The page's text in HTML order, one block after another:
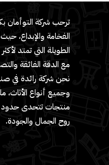
ترحب شركة التوأمان
الفخامة والإبداع،
مع الدقة الفائقة
نحن شركة رائدة في
وجميع أنواع الأثاث،
منتجات تتحدى
روح الجمال والجودة.